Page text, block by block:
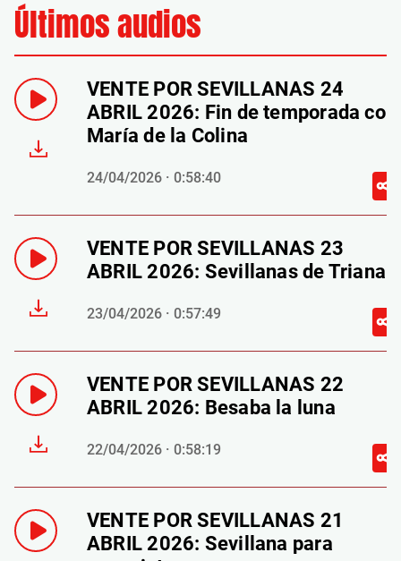
Últimos audios
VENTE POR SEVILLANAS 24
ABRIL 2026: Fin de temporada con
María de la Colina
24/04/2026 · 0:58:40
VENTE POR SEVILLANAS 23
ABRIL 2026: Sevillanas de Triana
23/04/2026 · 0:57:49
VENTE POR SEVILLANAS 22
ABRIL 2026: Besaba la luna
22/04/2026 · 0:58:19
VENTE POR SEVILLANAS 21
ABRIL 2026: Sevillana para